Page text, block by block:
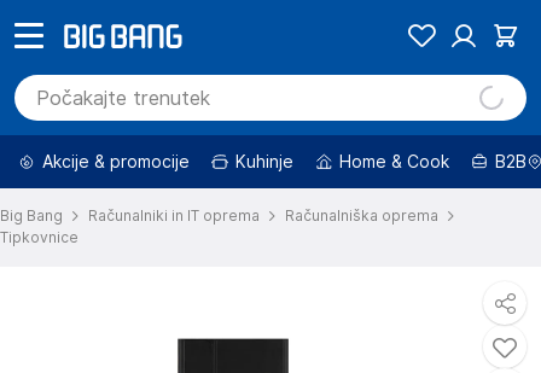
Akcije & promocije Kuhinje Home & Cook B2B
Big Bang Računalniki in IT oprema
Računalniška oprema
Tipkovnice